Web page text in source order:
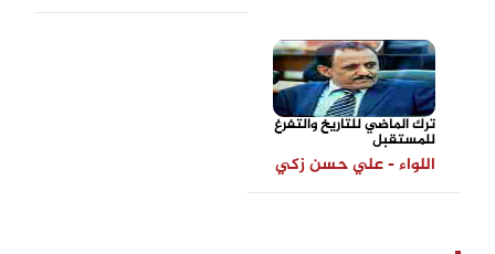
ترك الماضي للتاريخ والتفرغ
للمستقبل
اللواء - علي حسن زكي